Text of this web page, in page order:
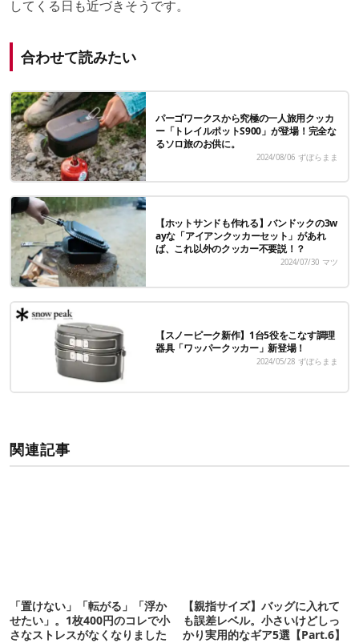
してくる日も近づきそうです。
合わせて読みたい
パーゴワークスから究極の一人旅用クッカ
ー「トレイルポットS900」が登場！完全な
るソロ旅のお供に。
2024/08/06 ずぼらまま
【ホットサンドも作れる】バンドックの3w
ayな「アイアンクッカーセット」があれ
ば、これ以外のクッカー不要説！？
2024/07/30 マツ
【スノーピーク新作】1台5役をこなす調理
器具「ワッパークッカー」新登場！
2024/05/28 ずぼらまま
関連記事
「置けない」「転がる」「浮か
せたい」。1枚400円のコレで小
さなストレスがなくなりました
【親指サイズ】バッグに入れて
も誤差レベル。小さいけどしっ
かり実用的なギア5選【Part.6】